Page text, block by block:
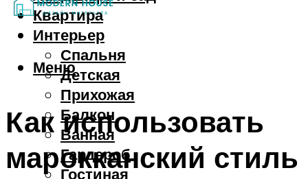
Квартира
Интерьер
Спальня
Детская
Прихожая
Балкон
Ванная
Гардероб
Гостиная
Меню
Как использовать
марокканский стиль